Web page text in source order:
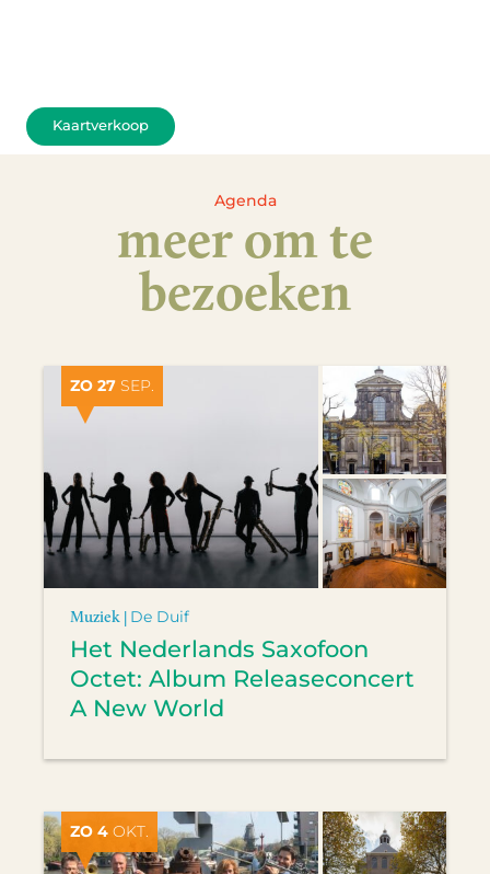
Kaartverkoop
Agenda
meer om te
bezoeken
ZO 27 SEP.
Muziek | De Duif
Het Nederlands Saxofoon
Octet: Album Releaseconcert
A New World
ZO 4 OKT.